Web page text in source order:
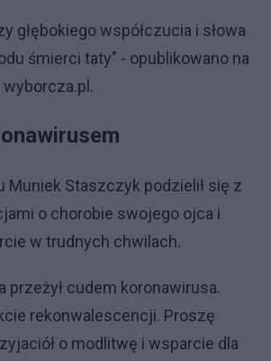
głębokiego współczucia i słowa
śmierci taty" - opublikowano na
Muniek Staszczyk podzielił się z
o chorobie swojego ojca i
w trudnych chwilach.
przeżył cudem koronawirusa.
rekonwalescencji. Proszę
o modlitwę i wsparcie dla